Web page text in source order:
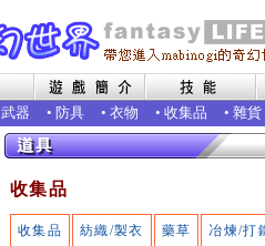
武器 • 防具 • 衣物 • 收集品 • 雜貨
收集品
收集品 紡織/製衣 藥草 冶煉/打